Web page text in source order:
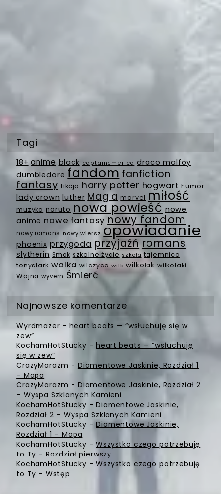
Tagi
18+ anime black captainamerica draco malfoy
dumbledore fandom fanfiction
fantasy fikcja harry potter hogwart humor
lady crown luther Magia marvel miłość
muzyka naruto nowa powieść nowe
anime nowe fantasy nowy fandom
nowy romans nowy wiersz opowiadanie
phoenix przygoda przyjaźń romans
slytherin Smok szkolne życie szkoła tajemnica
tonystark walka wilczyca wilk wilkołak wilkołaki
Wojna wyvern Śmierć
Najnowsze komentarze
Wyrdmazer -heart beats — “wsłuchuję się w
zew”
KochamHotStucky -heart beats — “wsłuchuję
się w zew”
CrazyMarazm - Diamentowe Jaskinie, Rozdział 1
– Mapa
CrazyMarazm - Diamentowe Jaskinie, Rozdział 2
– Wyspa Szklanych Kamieni
KochamHotStucky -Diamentowe Jaskinie,
Rozdział 2 – Wyspa Szklanych Kamieni
KochamHotStucky -Diamentowe Jaskinie,
Rozdział 1 – Mapa
KochamHotStucky -Wszystko czego potrzebuję
to Ty – Rozdział pierwszy
KochamHotStucky -Wszystko czego potrzebuję
to Ty – Wstęp